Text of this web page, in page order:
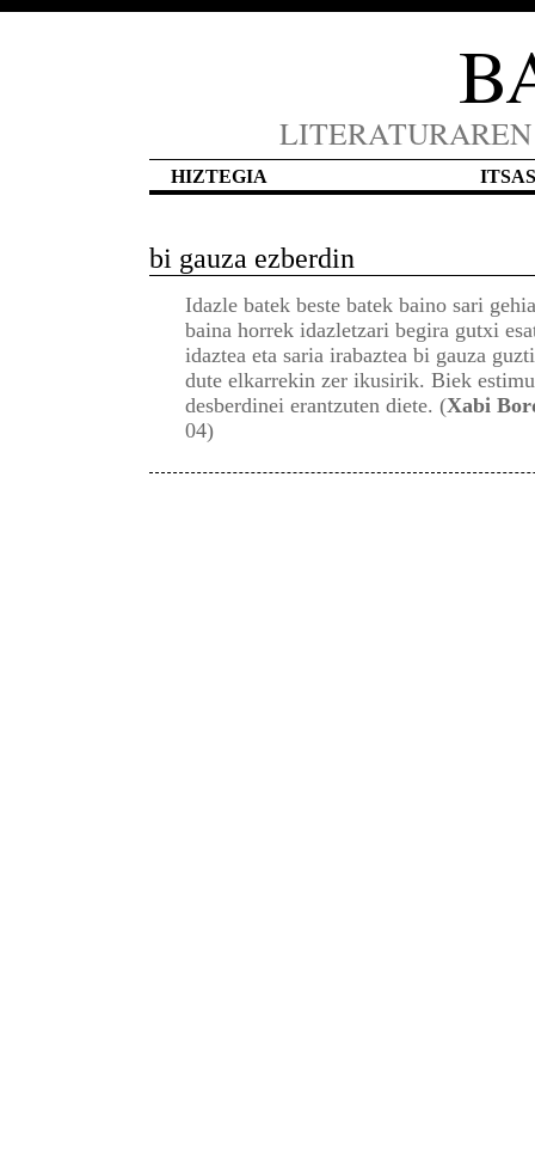
HIZTEGIA
bi gauza ezberdin
Idazle batek beste batek baino sari
baina horrek idazletzari begira gutxi
idaztea eta saria irabaztea bi gauza
dute elkarrekin zer ikusirik. Biek
desberdinei erantzuten diete. (Xabi
04)